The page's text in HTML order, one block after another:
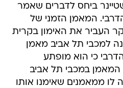
ביחס לדברים שאמר
המאמן הזמני של
העביר את האימון בקרית
למכבי תל אביב מאמן
כי הוא מופתע
המאמן במכבי תל אביב
לו ממאמנים שאימנו אותו